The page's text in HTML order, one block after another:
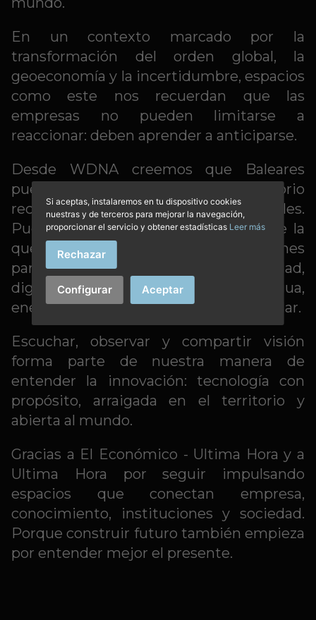
En un contexto marcado por la
transformación del orden global, la
geoeconomía y la incertidumbre, espacios
como este nos recuerdan que las
empresas no pueden limitarse a
reaccionar: deben aprender a anticiparse.
Desde WDNA creemos que Baleares
puede ser mucho más que un territorio
receptor de los grandes cambios globales.
Puede ser también una atalaya desde la
que imaginar, diseñar y activar soluciones
para los retos del presente: sostenibilidad,
digitalización, resiliencia, clima, agua,
energía, conectividad y economía circular.
Escuchar, observar y compartir visión
forma parte de nuestra manera de
entender la innovación: tecnología con
propósito, arraigada en el territorio y
abierta al mundo.
Gracias a El Económico - Ultima Hora y a
Ultima Hora por seguir impulsando
espacios que conectan empresa,
conocimiento, instituciones y sociedad.
Porque construir futuro también empieza
por entender mejor el presente.
Si aceptas, instalaremos en tu dispositivo cookies
nuestras y de terceros para mejorar la navegación,
proporcionar el servicio y obtener estadísticas Leer más
Configurar Aceptar
Rechazar